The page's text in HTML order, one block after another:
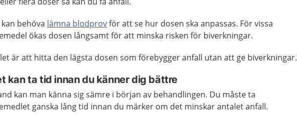
behöva lämna blodprovför att se hur dosen ska anpassas. För vissa
ökas dosen långsamt för att minska risken för biverkningar.
är att hitta den lägsta dosen som förebygger anfall utan att ge biverkningar.
kan ta tid innan du känner dig bättre
kan man känna sig sämre i början av behandlingen. Du måste ta
ganska lång tid innan du märker om det minskar antalet anfall.